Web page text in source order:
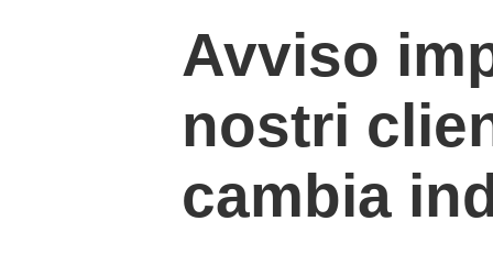
Avviso
nostri
cambia